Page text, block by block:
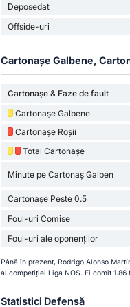
Deposedat
Offside-uri
Cartonașe Galbene,
Cartonașe & Faze de fault
Cartonașe Galbene
Cartonașe Roșii
Total Cartonașe
Minute pe Cartonaș Galben
Cartonașe Peste 0.5
Foul-uri Comise
Foul-uri ale oponenților
Până în prezent, Rodrigo Alonso
al competiției Liga NOS. Ei comit
Statistici Defensă